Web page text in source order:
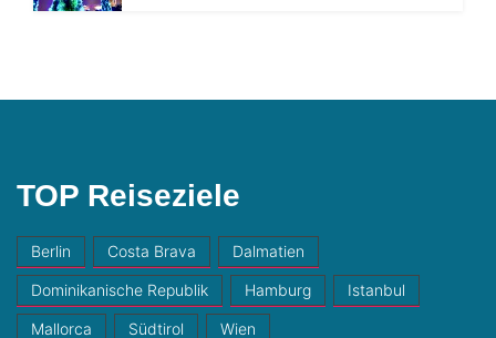
TOP Reiseziele
Berlin Costa Brava Dalmatien
Dominikanische Republik Hamburg Istanbul
Mallorca Südtirol Wien